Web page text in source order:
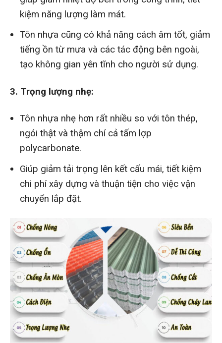
kiệm năng lượng làm mát.
Tôn nhựa cũng có khả năng cách âm tốt, giảm
tiếng ồn từ mưa và các tác động bên ngoài,
tạo không gian yên tĩnh cho người sử dụng.
3. Trọng lượng nhẹ:
Tôn nhựa nhẹ hơn rất nhiều so với tôn thép,
ngói thật và thậm chí cả tấm lợp
polycarbonate.
Giúp giảm tải trọng lên kết cấu mái, tiết kiệm
chi phí xây dựng và thuận tiện cho việc vận
chuyển lắp đặt.